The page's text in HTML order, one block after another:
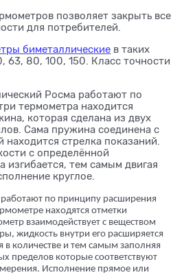
позволяет закрыть все
для потребителей.
биметаллические в таких
63, 80, 100, 150. Класс точности
Росма работают по
термометра находится
которая сделана из двух
Сама пружина соединена с
стрелка показаний.
с определённой
изгибается, тем самым двигая
круглое.
по принципу расширения
находятся отметки
взаимодействует с веществом
жидкость внутри его расширяется
в количестве и тем самым заполняя
пределов которые соответствуют
Исполнение прямое или